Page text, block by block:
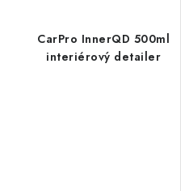
CarPro InnerQD 500ml
interiérový detailer